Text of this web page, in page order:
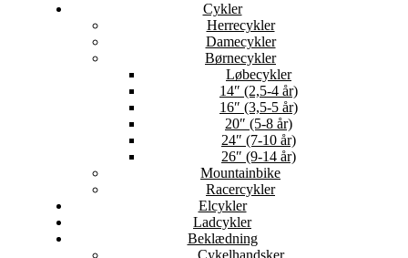
Cykler
Herrecykler
Damecykler
Børnecykler
Løbecykler
14″ (2,5-4 år)
16″ (3,5-5 år)
20″ (5-8 år)
24″ (7-10 år)
26″ (9-14 år)
Mountainbike
Racercykler
Elcykler
Ladcykler
Beklædning
Cykelhandsker